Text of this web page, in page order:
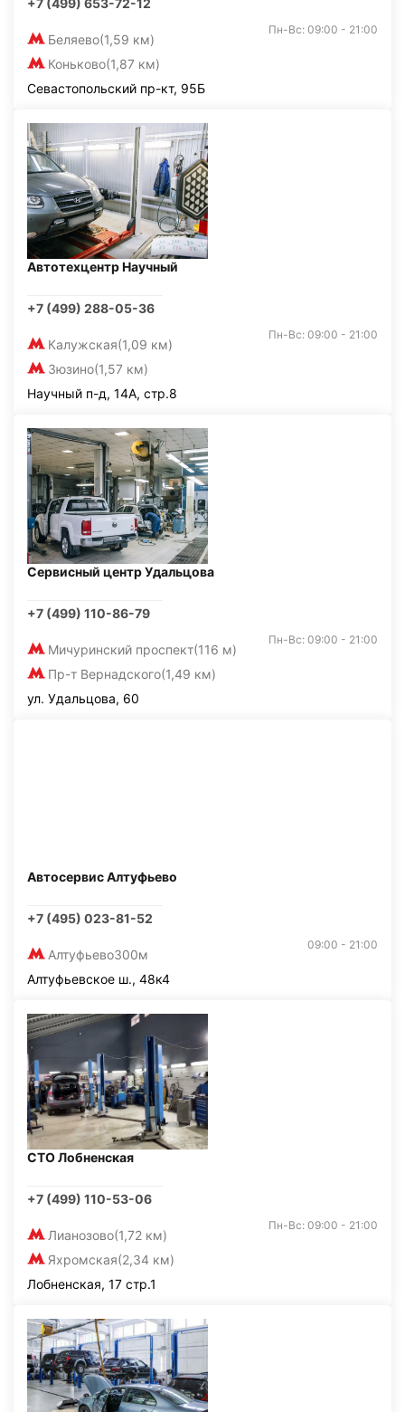
+7 (499) 653-72-12
Беляево(1,59 км)
Коньково(1,87 км)
Пн-Вс: 09:00 - 21:00
Севастопольский пр-кт, 95Б
Автотехцентр Научный
+7 (499) 288-05-36
Калужская(1,09 км)
Зюзино(1,57 км)
Пн-Вс: 09:00 - 21:00
Научный п-д, 14А, стр.8
Сервисный центр Удальцова
+7 (499) 110-86-79
Мичуринский проспект(116 м)
Пр-т Вернадского(1,49 км)
Пн-Вс: 09:00 - 21:00
ул. Удальцова, 60
Автосервис Алтуфьево
+7 (495) 023-81-52
Алтуфьево300м
09:00 - 21:00
Алтуфьевское ш., 48к4
СТО Лобненская
+7 (499) 110-53-06
Лианозово(1,72 км)
Яхромская(2,34 км)
Пн-Вс: 09:00 - 21:00
Лобненская, 17 стр.1